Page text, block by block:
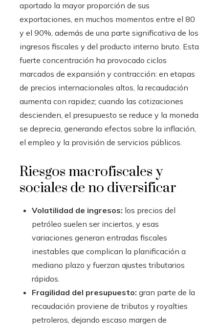
aportado la mayor proporción de sus
exportaciones, en muchos momentos entre el 80
y el 90%, además de una parte significativa de los
ingresos fiscales y del producto interno bruto. Esta
fuerte concentración ha provocado ciclos
marcados de expansión y contracción: en etapas
de precios internacionales altos, la recaudación
aumenta con rapidez; cuando las cotizaciones
descienden, el presupuesto se reduce y la moneda
se deprecia, generando efectos sobre la inflación,
el empleo y la provisión de servicios públicos.
Riesgos macrofiscales y
sociales de no diversificar
Volatilidad de ingresos: los precios del
petróleo suelen ser inciertos, y esas
variaciones generan entradas fiscales
inestables que complican la planificación a
mediano plazo y fuerzan ajustes tributarios
rápidos.
Fragilidad del presupuesto: gran parte de la
recaudación proviene de tributos y royalties
petroleros, dejando escaso margen de